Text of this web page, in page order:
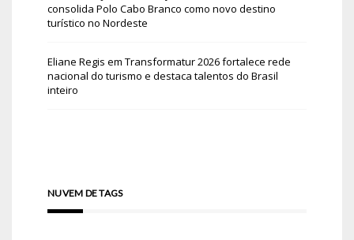
consolida Polo Cabo Branco como novo destino
turístico no Nordeste
Eliane Regis em Transformatur 2026 fortalece rede
nacional do turismo e destaca talentos do Brasil
inteiro
NUVEM DE TAGS